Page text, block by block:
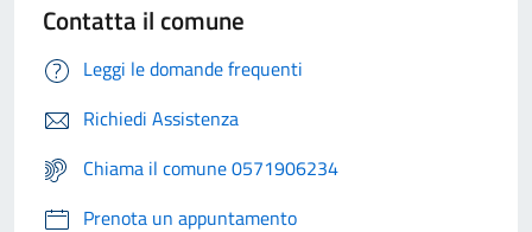
Contatta il comune
Leggi le domande frequenti
Richiedi Assistenza
Chiama il comune 0571906234
Prenota un appuntamento